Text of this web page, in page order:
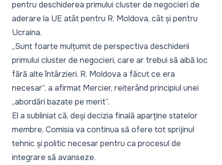
pentru deschiderea primului cluster de negocieri de
aderare la UE atât pentru R. Moldova, cât și pentru
Ucraina.
„Sunt foarte mulțumit de perspectiva deschiderii
primului cluster de negocieri, care ar trebui să aibă loc
fără alte întârzieri. R. Moldova a făcut ce era
necesar”, a afirmat Mercier, reiterând principiul unei
„abordări bazate pe merit”.
El a subliniat că, deși decizia finală aparține statelor
membre, Comisia va continua să ofere tot sprijinul
tehnic și politic necesar pentru ca procesul de
integrare să avanseze.